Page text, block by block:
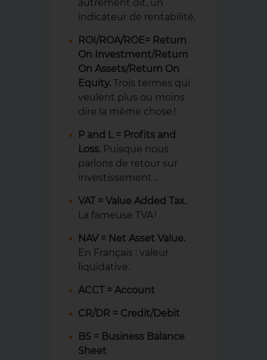
autrement dit, un
indicateur de rentabilité.
ROI/ROA/ROE= Return
On Investment/Return
On Assets/Return On
Equity.Trois termes qui
veulent plus ou moins
dire la même chose !
P and L = Profits and
Loss. Puisque nous
parlons de retour sur
investissement ..
VAT = Value Added Tax.
La fameuse TVA !
NAV = Net Asset Value.
En Français : valeur
liquidative.
ACCT = Account
CR/DR = Credit/Debit
BS = Business Balance
Sheet